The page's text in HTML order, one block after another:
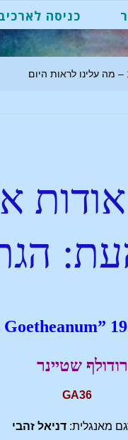
כניסה
רודולף שטיינר
GA36
מאנגלית: דניאל זהבי